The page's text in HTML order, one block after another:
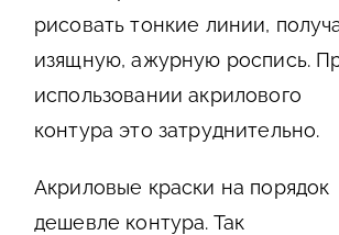
рисовать тонкие линии,
изящную, ажурную роспись.
использовании акрилового
контура это затруднительно.
Акриловые краски на порядок
дешевле контура. Так